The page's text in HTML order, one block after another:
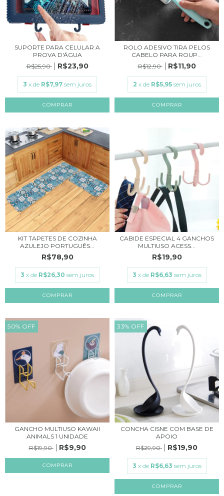
SUPORTE PARA CELULAR A
PROVA D'ÁGUA
R$25,90
R$23,90
3 x de R$7,97 sem juros
COMPRAR
ROLO ADESIVO TIRA PELOS
CABELO PARA ROUP...
R$12,90
R$11,90
2 x de R$5,95 sem juros
COMPRAR
KIT TAPETES DE COZINHA
AZULEJO PORTUGUÊS...
R$78,90
3 x de R$26,30 sem juros
CABIDE ESPECIAL 4 GANCHOS
MULTIUSO ACESS...
R$19,90
3 x de R$6,63 sem juros
COMPRAR
50% OFF
GANCHO MULTIUSO KAWAII
ANIMALS 1 UNIDADE
R$19,90
R$9,90
COMPRAR
33% OFF
CONCHA CISNE COM BASE DE
APOIO
R$29,90
R$19,90
3 x de R$6,63 sem juros
COMPRAR